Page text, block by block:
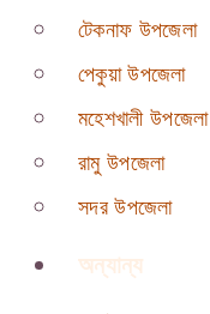
টেকনাফ উপজেলা
পেকুয়া উপজেলা
মহেশখালী উপজেলা
রামু উপজেলা
সদর উপজেলা
অন্যান্য